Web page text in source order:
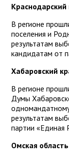
Краснодарский
В регионе
поселения и
результатам
кандидатам от
Хабаровский
В регионе
Думы
результатам
партии «Единая
Омская область